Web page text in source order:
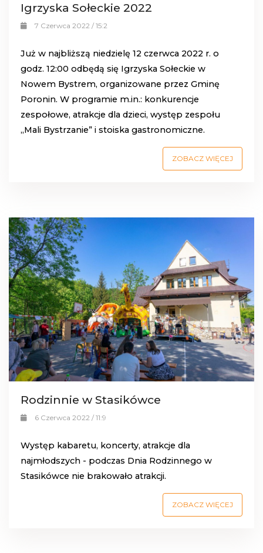
Igrzyska Sołeckie 2022
7 Czerwca 2022 / 15:2
Już w najbliższą niedzielę 12 czerwca 2022 r. o
godz. 12:00 odbędą się Igrzyska Sołeckie w
Nowem Bystrem, organizowane przez Gminę
Poronin. W programie m.in.: konkurencje
zespołowe, atrakcje dla dzieci, występ zespołu
„Mali Bystrzanie” i stoiska gastronomiczne.
ZOBACZ WIĘCEJ
Rodzinnie w Stasikówce
6 Czerwca 2022 / 11:9
Występ kabaretu, koncerty, atrakcje dla
najmłodszych - podczas Dnia Rodzinnego w
Stasikówce nie brakowało atrakcji.
ZOBACZ WIĘCEJ